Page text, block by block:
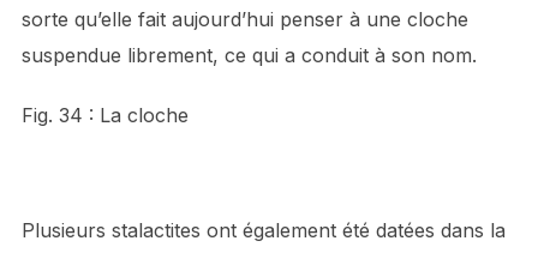
sorte qu’elle fait aujourd’hui penser à une cloche
suspendue librement, ce qui a conduit à son nom.
Fig. 34 : La cloche
Plusieurs stalactites ont également été datées dans la